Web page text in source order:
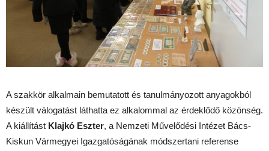
A szakkör alkalmain bemutatott és tanulmányozott anyagokból
készült válogatást láthatta ez alkalommal az érdeklődő közönség.
A kiállítást Klajkó Eszter, a Nemzeti Művelődési Intézet Bács-
Kiskun Vármegyei Igazgatóságának módszertani referense